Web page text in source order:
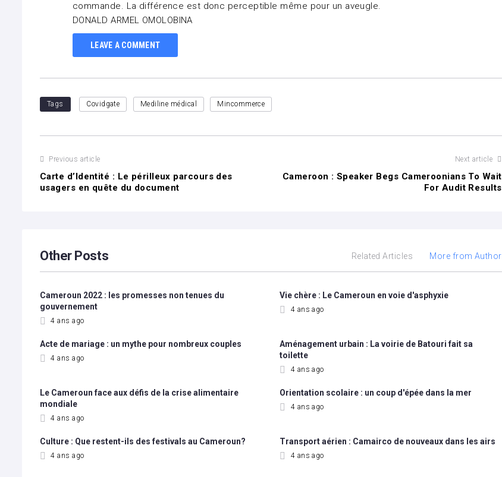
commande. La différence est donc perceptible même pour un aveugle.
DONALD ARMEL OMOLOBINA
LEAVE A COMMENT
Tags Covidgate Mediline médical Mincommerce
Navigation
de
Previous article
Carte d’Identité : Le périlleux parcours des
usagers en quête du document
Next article
Cameroon : Speaker Begs Cameroonians To Wait
For Audit Results
Other Posts Related Articles More from Author
Cameroun 2022 : les promesses non tenues du
gouvernement
4 ans ago
Vie chère : Le Cameroun en voie d'asphyxie
4 ans ago
Acte de mariage : un mythe pour nombreux couples
4 ans ago
Aménagement urbain : La voirie de Batouri fait sa
toilette
4 ans ago
Le Cameroun face aux défis de la crise alimentaire
mondiale
4 ans ago
Orientation scolaire : un coup d'épée dans la mer
4 ans ago
Culture : Que restent-ils des festivals au Cameroun?
4 ans ago
Transport aérien : Camairco de nouveaux dans les airs
4 ans ago